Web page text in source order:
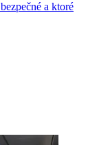
a ktoré